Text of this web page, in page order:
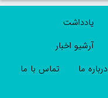
یادداشت
آرشیو اخبار
درباره ما تماس با ما